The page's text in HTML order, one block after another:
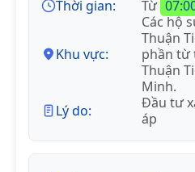
Thời gian:
Từ
Khu vực:
Các hộ
Thuận
phần từ
Thuận
Minh.
Lý do:
Đầu tư
áp